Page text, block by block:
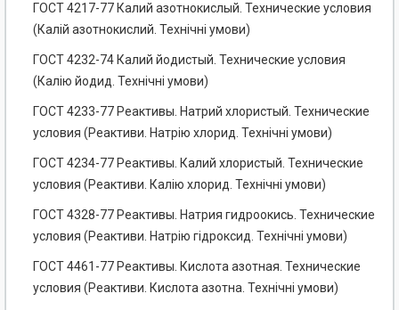
ГОСТ 4217-77 Калий азотнокислый. Технические условия
(Калій азотнокислий. Технічні умови)
ГОСТ 4232-74 Калий йодистый. Технические условия
(Калію йодид. Технічні умови)
ГОСТ 4233-77 Реактивы. Натрий хлористый. Технические
условия (Реактиви. Натрію хлорид. Технічні умови)
ГОСТ 4234-77 Реактивы. Калий хлористый. Технические
условия (Реактиви. Калію хлорид. Технічні умови)
ГОСТ 4328-77 Реактивы. Натрия гидроокись. Технические
условия (Реактиви. Натрію гідроксид. Технічні умови)
ГОСТ 4461-77 Реактивы. Кислота азотная. Технические
условия (Реактиви. Кислота азотна. Технічні умови)